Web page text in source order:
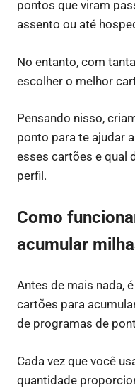
pontos que viram
assento ou até
No entanto, com
escolher o melhor
Pensando nisso,
ponto para te ajudar
esses cartões e qual
perfil.
Como
acumular
Antes de mais nada,
cartões para
de programas de
Cada vez que você
quantidade